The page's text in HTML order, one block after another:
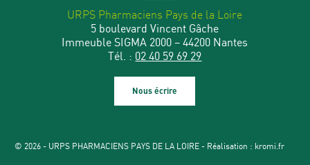
URPS Pharmaciens Pays de la Loire
5 boulevard Vincent Gâche
Immeuble SIGMA 2000 – 44200 Nantes
Tél. : 02 40 59 69 29
Nous écrire
© 2026 - URPS PHARMACIENS PAYS DE LA LOIRE - Réalisation : kromi.fr